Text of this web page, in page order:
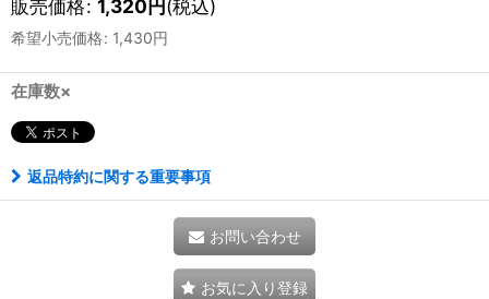
販売価格: 1,320円(税込)
希望小売価格: 1,430円
在庫数×
返品特約に関する重要事項
お問い合わせ
お気に入り登録